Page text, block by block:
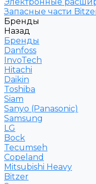
Запасные части
Бренды
Назад
Бренды
Danfoss
InvoTech
Hitachi
Daikin
Toshiba
Siam
Sanyo (Panasonic)
Samsung
LG
Bock
Tecumseh
Copeland
Mitsubishi Heavy
Bitzer